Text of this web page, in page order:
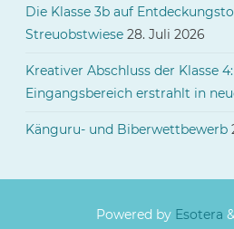
Die Klasse 3b auf
Streuobstwiese 28. Juli 2026
Kreativer Abschluss der Klasse
Eingangsbereich erstrahlt in
Känguru- und Biberwettbewerb
Powered byEsotera &